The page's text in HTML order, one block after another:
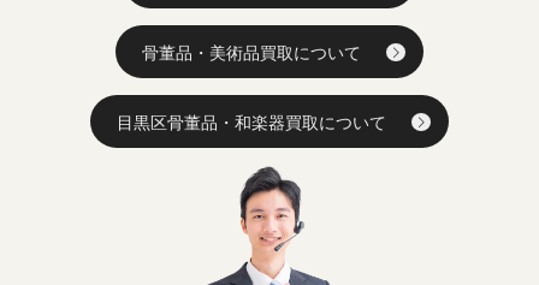
骨董品・美術品買取について
目黒区骨董品・和楽器買取について